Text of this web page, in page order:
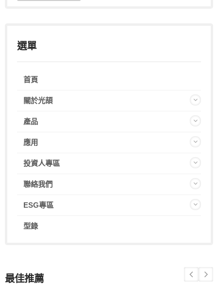
選單
首頁
關於光頡
產品
應用
投資人專區
聯絡我們
ESG專區
型錄
最佳推薦